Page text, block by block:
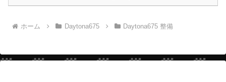
ホーム Daytona675 Daytona675 整備